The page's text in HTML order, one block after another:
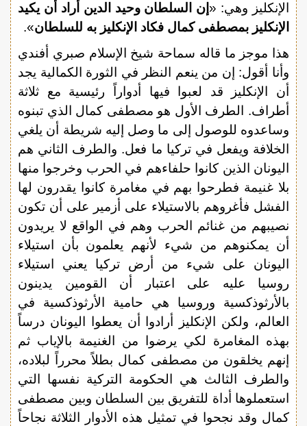
الإنكليز وهي: «إن السلطان وحيد الدين أراد أن يكيد
الإنكليز بمصطفى كمال فكاد الإنكليز به للسلطان».
هذا موجز ما قاله سماحة شيخ الإسلام صبري أفندي
وأنا أقول: إن من ينعم النظر في الثورة الكمالية يجد
أن الإنكليز قد لعبوا فيها أدواراً رئيسية مع ثلاثة
أطراف. الطرف الأول هو مصطفى كمال الذي تبنوه
وساعدوه للوصول إلى ما وصل إليه شريطة أن يلغي
الخلافة ويفعل في تركيا ما فعل. والطرف الثاني هم
اليونان الذين كانوا حلفاءهم في الحرب وخرجوا منها
بلا غنيمة فطرحوا بهم في مغامرة كانوا يقدرون لها
الفشل فأغروهم بالاستيلاء على أزمير على أن تكون
نصيبهم من غنائم الحرب وهم في الواقع لا يريدون
أن يمكنوهم من شيء لأنهم يعلمون بأن استيلاء
اليونان على شيء من أرض تركيا يعني استيلاء
روسيا عليه على اعتبار أن القومين يدينون
بالأرثوذكسية وروسيا هي حامية الأرثوذكسية في
العالم، ولكن الإنكليز أرادوا أن يعطوا اليونان درساً
بهذه المغامرة لكي يرضوا من الغنيمة بالإياب ثم
إنهم يخلقون من مصطفى كمال بطلاً محرراً لبلاده،
والطرف الثالث هي الحكومة التركية نفسها التي
استعملوها أداة للتفريق بين السلطان وبين مصطفى
كمال وقد نجحوا في تمثيل هذه الأدوار الثلاثة نجاحاً